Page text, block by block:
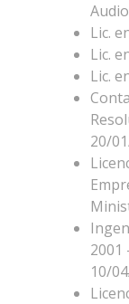
Lic.
Lic.
Lic.
20/
2001
10/